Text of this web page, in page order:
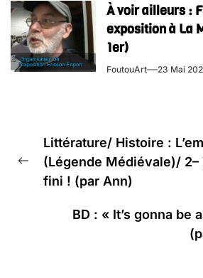
À voir ailleurs :
exposition à La
1er)
FoutouArt 23 Mai
de
l’article
Previous
post:
Littérature/ Histoire :
(Légende Médiévale)/ 2–
fini ! (par Ann)
BD : « It’s gonna be